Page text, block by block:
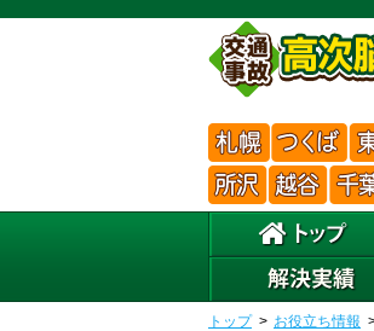
トップ お役立ち情報